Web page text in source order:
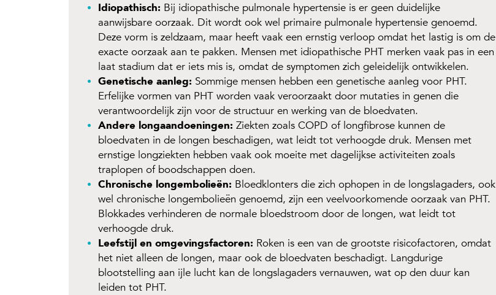
Idiopathisch: Bij idiopathische pulmonale hypertensie is er geen duidelijke
aanwijsbare oorzaak. Dit wordt ook wel primaire pulmonale hypertensie genoemd.
Deze vorm is zeldzaam, maar heeft vaak een ernstig verloop omdat het lastig is om de
exacte oorzaak aan te pakken. Mensen met idiopathische PHT merken vaak pas in een
laat stadium dat er iets mis is, omdat de symptomen zich geleidelijk ontwikkelen.
Genetische aanleg: Sommige mensen hebben een genetische aanleg voor PHT.
Erfelijke vormen van PHT worden vaak veroorzaakt door mutaties in genen die
verantwoordelijk zijn voor de structuur en werking van de bloedvaten.
Andere longaandoeningen: Ziekten zoals COPD of longfibrose kunnen de
bloedvaten in de longen beschadigen, wat leidt tot verhoogde druk. Mensen met
ernstige longziekten hebben vaak ook moeite met dagelijkse activiteiten zoals
traplopen of boodschappen doen.
Chronische longembolieën: Bloedklonters die zich ophopen in de longslagaders, ook
wel chronische longembolieën genoemd, zijn een veelvoorkomende oorzaak van PHT.
Blokkades verhinderen de normale bloedstroom door de longen, wat leidt tot
verhoogde druk.
Leefstijl en omgevingsfactoren: Roken is een van de grootste risicofactoren, omdat
het niet alleen de longen, maar ook de bloedvaten beschadigt. Langdurige
blootstelling aan ijle lucht kan de longslagaders vernauwen, wat op den duur kan
leiden tot PHT.